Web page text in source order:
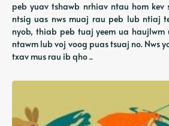
peb yuav tshawb nrhiav ntau hom
ntsig uas nws muaj rau peb lub ntiaj
nyob, thiab peb tuaj yeem ua haujlwm
ntawm lub voj voog puas tsuaj no. Nws
txav mus rau ib qho ..